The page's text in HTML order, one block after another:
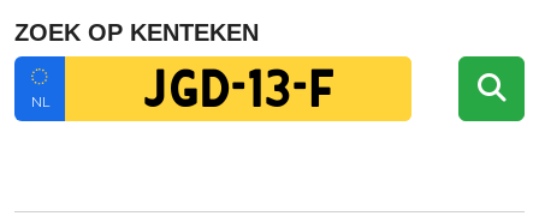
ZOEK OP KENTEKEN
NL